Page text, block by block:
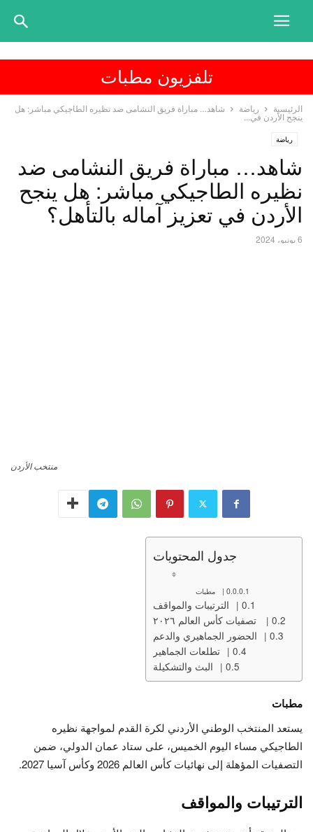
تلفزيون مطبات
الرئيسية رياضة
شاهد… مباراة فريق النشامى ضد نظيره الطاجيكي مباشر: هل
ينجح الأردن في...
رياضة
شاهد… مباراة فريق النشامى ضد
نظيره الطاجيكي مباشر: هل ينجح
الأردن في تعزيز آماله بالتأهل؟
6 يونيو، 2024
منتخب الأردن
جدول المحتويات
مطبات
الترتيبات والمواقف
تصفيات كأس العالم ٢٠٢٦
الحضور الجماهيري والدعم
تطلعات الجماهير
البث والتشكيلة
مطبات
يستعد المنتخب الوطني الأردني لكرة القدم لمواجهة نظيره
الطاجيكي مساء اليوم الخميس، على ستاد عمان الدولي، ضمن
التصفيات المؤهلة إلى نهائيات كأس العالم 2026 وكأس آسيا 2027.
الترتيبات والمواقف